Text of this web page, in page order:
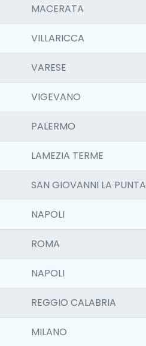
MACERATA
VILLARICCA
VARESE
VIGEVANO
PALERMO
LAMEZIA TERME
SAN GIOVANNI LA PUNTA
NAPOLI
ROMA
NAPOLI
REGGIO CALABRIA
MILANO